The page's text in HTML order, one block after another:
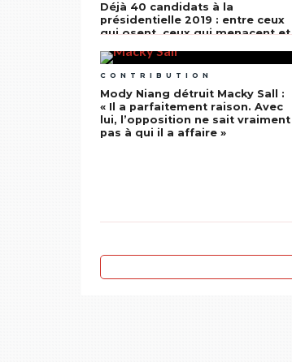
Déjà 40 candidats à la
présidentielle 2019 : entre ceux
qui osent, ceux qui menacent et
à l’épreuve de ce tamis du
parrainage !
CONTRIBUTION
Mody Niang détruit Macky Sall :
« Il a parfaitement raison. Avec
lui, l’opposition ne sait vraiment
pas à qui il a affaire »